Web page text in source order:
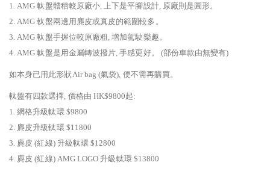
1. AMG 軚盤體積較原廠小, 上下是平腳設計, 原廠則是圓形。
2. AMG 軚盤兩邊用麂皮或真皮的範圍較多。
3. AMG 軚盤手握位較原廠粗, 增加駕駛樂趣。
4. AMG 軚盤是用金屬轉波撥片, 手感更好。 (部份車款由無變有)
如本身已用此形狀Air bag (氣袋), 便不需再購買。
軚盤有四款選擇, 價格由 HK$9800起:
1. 網格升級軚環 $9800
2. 麂皮升級軚環 $11800
3. 麂皮 (紅線) 升級軚環 $12800
4. 麂皮 (紅線) AMG LOGO 升級軚環 $13800